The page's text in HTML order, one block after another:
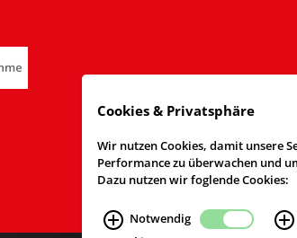
Cookies & Privatsphäre
Wir nutzen Cookies, damit unsere
Performance zu überwachen und
Dazu nutzen wir foglende Cookies:
Notwendig